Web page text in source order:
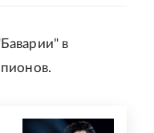
в